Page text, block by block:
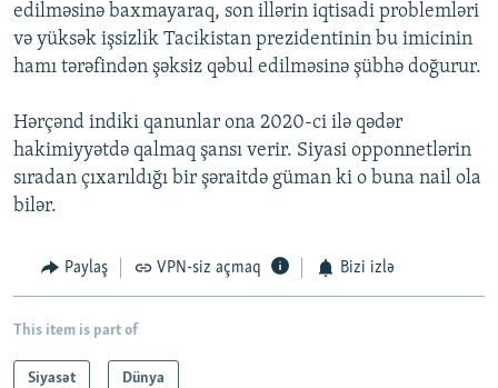
edilməsinə baxmayaraq, son illərin iqtisadi problemləri
və yüksək işsizlik Tacikistan prezidentinin bu imicinin
hamı tərəfindən şəksiz qəbul edilməsinə şübhə doğurur.
Hərçənd indiki qanunlar ona 2020-ci ilə qədər
hakimiyyətdə qalmaq şansı verir. Siyasi opponnetlərin
sıradan çıxarıldığı bir şəraitdə güman ki o buna nail ola
bilər.
Paylaş VPN-siz açmaq Bizi izlə
This item is part of
Siyasət Dünya